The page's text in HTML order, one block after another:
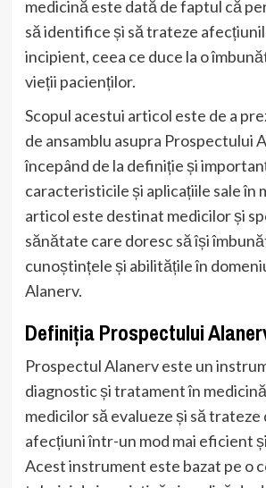
medicină este dată de faptul că
să identifice și să trateze
incipient, ceea ce duce la o
vieții pacienților.
Scopul acestui articol este de a
de ansamblu asupra Prospectului
începând de la definiție și
caracteristicile și aplicațiile sale în
articol este destinat medicilor și
sănătate care doresc să își
cunoștințele și abilitățile în
Alanerv.
Definiția Prospectului
Prospectul Alanerv este un
diagnostic și tratament în
medicilor să evalueze și să trateze
afecțiuni într-un mod mai eficient
Acest instrument este bazat pe o